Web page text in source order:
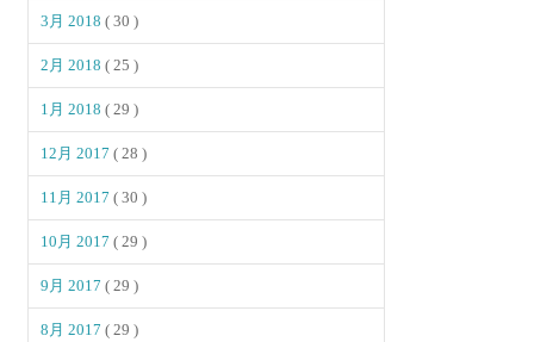
3月 2018( 30 )
2月 2018( 25 )
1月 2018( 29 )
12月 2017( 28 )
11月 2017( 30 )
10月 2017( 29 )
9月 2017( 29 )
8月 2017( 29 )